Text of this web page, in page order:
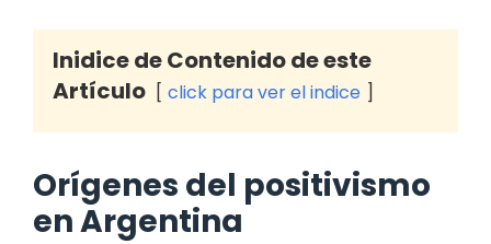
Inidice de Contenido de este
Artículo
click para ver el indice
Orígenes del positivismo
en Argentina